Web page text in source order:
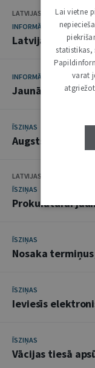
LATVIJAS ZVĒRINĀTU
INFORMĀCIJA
Latvijas
INFORMĀCIJA
Jaunākie
ĪSZIŅAS
Augsts
LATVIJAS REPUBLIKAS
ĪSZIŅAS
Prokuratūrai
ĪSZIŅAS
Nosaka
ĪSZIŅAS
Ieviesīs
ĪSZIŅAS
Vācijas tiesā
Lai vietne
statistikas,
varat